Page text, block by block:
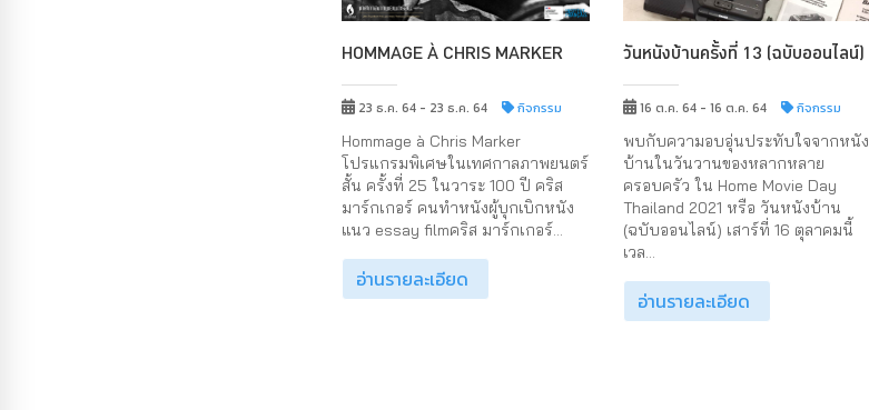
HOMMAGE À CHRIS MARKER
23 ธ.ค. 64 - 23 ธ.ค. 64 กิจกรรม
Hommage à Chris Marker
โปรแกรมพิเศษในเทศกาลภาพยนตร์
สั้น ครั้งที่ 25 ในวาระ 100 ปี คริส
มาร์กเกอร์ คนทำหนังผู้บุกเบิกหนัง
แนว essay filmคริส มาร์กเกอร์...
อ่านรายละเอียด
วันหนังบ้านครั้งที่ 13 (ฉบับออนไลน์)
16 ต.ค. 64 - 16 ต.ค. 64 กิจกรรม
พบกับความอบอุ่นประทับใจจากหนัง
บ้านในวันวานของหลากหลาย
ครอบครัว ใน Home Movie Day
Thailand 2021 หรือ วันหนังบ้าน
(ฉบับออนไลน์) เสาร์ที่ 16 ตุลาคมนี้
เวล...
อ่านรายละเอียด